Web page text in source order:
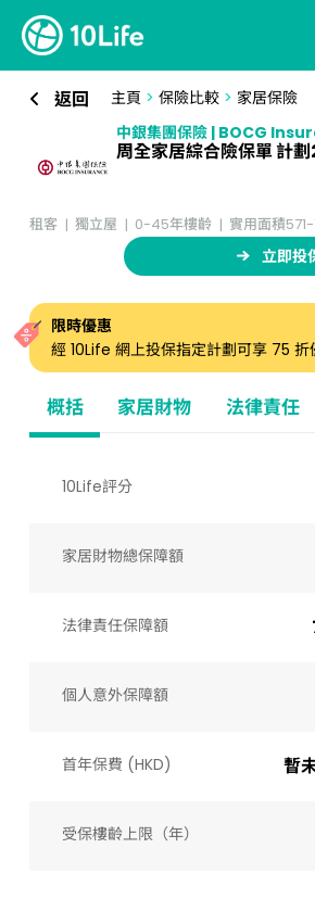
返回 主頁 > 保險比較> 家居保險
中銀集團保險 | BOCG
周全家居綜合險保單 計劃
租客 獨立屋 0-45年樓齡 實用面積
立即投
概括 家居財物 法律責任
限時優惠
經 10Life 網上投保指定計劃可享 75 折
10Life評分
家居財物總保障額
法律責任保障額
個人意外保障額
首年保費 (HKD) 暫
受保樓齡上限（年）​